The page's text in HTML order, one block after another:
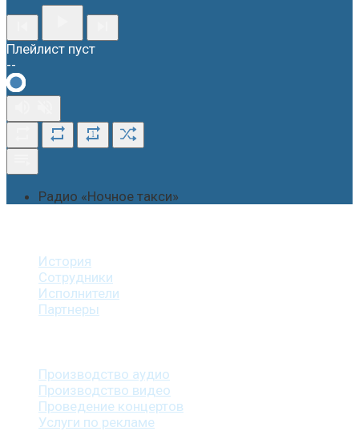
Плейлист пуст
--
1
Радио «Ночное такси»
История
Сотрудники
Исполнители
Партнеры
Производство аудио
Производство видео
Проведение концертов
Услуги по рекламе